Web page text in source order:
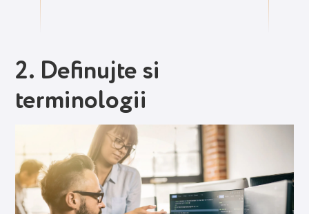
2. Definujte si
terminologii